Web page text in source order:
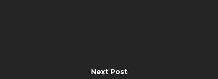
Next Post